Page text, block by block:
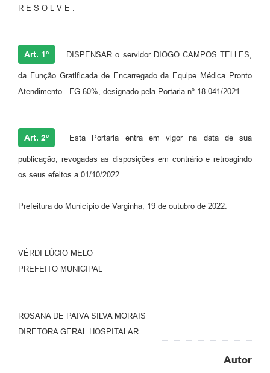
R E S O L V E :
Art. 1º DISPENSAR o servidor DIOGO CAMPOS TELLES,
da Função Gratificada de Encarregado da Equipe Médica Pronto
Atendimento - FG-60%, designado pela Portaria nº 18.041/2021.
Art. 2º Esta Portaria entra em vigor na data de sua
publicação, revogadas as disposições em contrário e retroagindo
os seus efeitos a 01/10/2022.
Prefeitura do Município de Varginha, 19 de outubro de 2022.
VÉRDI LÚCIO MELO
PREFEITO MUNICIPAL
ROSANA DE PAIVA SILVA MORAIS
DIRETORA GERAL HOSPITALAR
Autor